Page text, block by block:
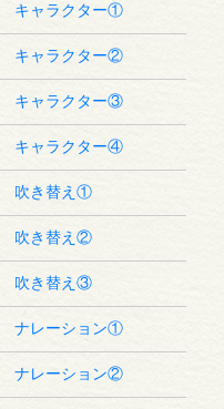
キャラクター①
キャラクター②
キャラクター③
キャラクター④
吹き替え①
吹き替え②
吹き替え③
ナレーション①
ナレーション②